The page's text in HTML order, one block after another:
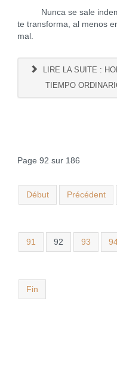
Nunca se sale
te transforma, al menos
mal.
LIRE LA SUITE :
TIEMPO
Page 92 sur 186
Début Précédent
91 92 93
Fin